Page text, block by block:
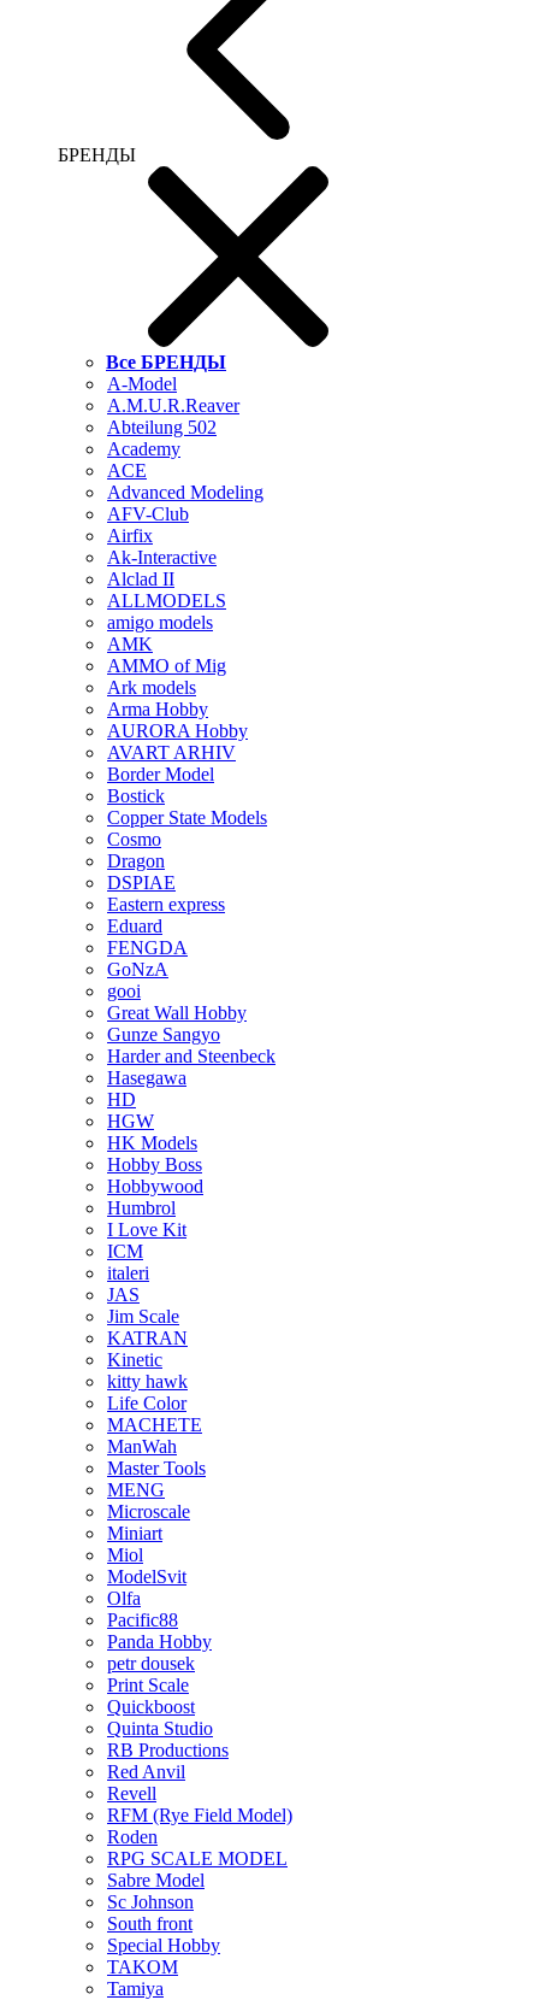
БРЕНДЫ
Все БРЕНДЫ
A-Model
A.M.U.R.Reaver
Abteilung 502
Academy
ACE
Advanced Modeling
AFV-Club
Airfix
Ak-Interactive
Alclad II
ALLMODELS
amigo models
AMK
AMMO of Mig
Ark models
Arma Hobby
AURORA Hobby
AVART ARHIV
Border Model
Bostick
Copper State Models
Cosmo
Dragon
DSPIAE
Eastern express
Eduard
FENGDA
GoNzA
gooi
Great Wall Hobby
Gunze Sangyo
Harder and Steenbeck
Hasegawa
HD
HGW
HK Models
Hobby Boss
Hobbywood
Humbrol
I Love Kit
ICM
italeri
JAS
Jim Scale
KATRAN
Kinetic
kitty hawk
Life Color
MACHETE
ManWah
Master Tools
MENG
Microscale
Miniart
Miol
ModelSvit
Olfa
Pacific88
Panda Hobby
petr dousek
Print Scale
Quickboost
Quinta Studio
RB Productions
Red Anvil
Revell
RFM (Rye Field Model)
Roden
RPG SCALE MODEL
Sabre Model
Sc Johnson
South front
Special Hobby
TAKOM
Tamiya